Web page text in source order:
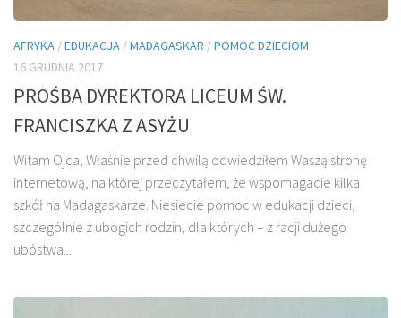
AFRYKA /EDUKACJA /MADAGASKAR /POMOC DZIECIOM
16 GRUDNIA 2017
PROŚBA DYREKTORA LICEUM ŚW.
FRANCISZKA Z ASYŻU
Witam Ojca, Właśnie przed chwilą odwiedziłem Waszą stronę
internetową, na której przeczytałem, że wspomagacie kilka
szkół na Madagaskarze. Niesiecie pomoc w edukacji dzieci,
szczególnie z ubogich rodzin, dla których – z racji dużego
ubóstwa...